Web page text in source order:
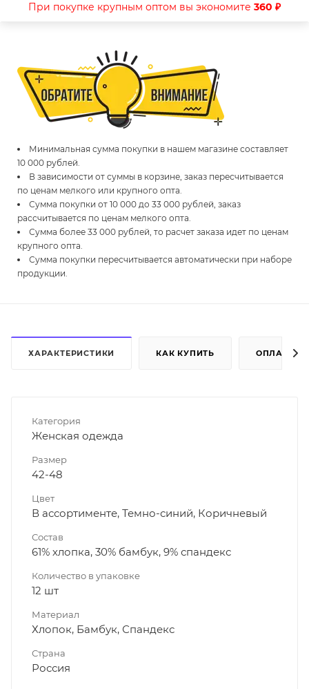
При покупке крупным оптом вы экономите 360 ₽
Минимальная сумма покупки в нашем магазине составляет
10 000 рублей.
В зависимости от суммы в корзине, заказ пересчитывается
по ценам мелкого или крупного опта.
Сумма покупки от 10 000 до 33 000 рублей, заказ
рассчитывается по ценам мелкого опта.
Сумма более 33 000 рублей, то расчет заказа идет по ценам
крупного опта.
Сумма покупки пересчитывается автоматически при наборе
продукции.
ХАРАКТЕРИСТИКИ КАК КУПИТЬ ОПЛАТА
Категория
Женская одежда
Размер
42-48
Цвет
В ассортименте, Темно-синий, Коричневый
Состав
61% хлопка, 30% бамбук, 9% спандекс
Количество в упаковке
12 шт
Материал
Хлопок, Бамбук, Спандекс
Страна
Россия